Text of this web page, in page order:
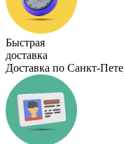
Быстрая
доставка
Доставка по Санкт-